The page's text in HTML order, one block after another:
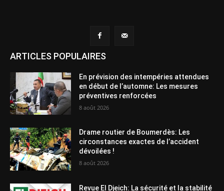
ARTICLES POPULAIRES
En prévision des intempéries attendues
en début de l’automne: Les mesures
préventives renforcées
8 août 2026
Drame routier de Boumerdès: Les
circonstances exactes de l’accident
dévoilées !
8 août 2026
Revue El Djeich: La sécurité et la stabilité